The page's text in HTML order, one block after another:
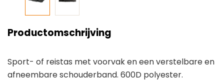
Productomschrijving
Sport- of reistas met voorvak en een verstelbare en
afneembare schouderband. 600D polyester.